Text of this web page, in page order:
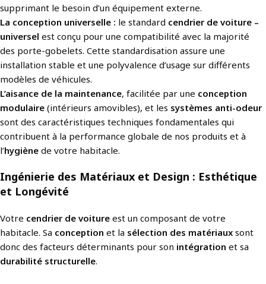
supprimant le besoin d’un équipement externe.
La conception universelle : le standard cendrier de voiture –
universel est conçu pour une compatibilité avec la majorité
des porte-gobelets. Cette standardisation assure une
installation stable et une polyvalence d’usage sur différents
modèles de véhicules.
L’aisance de la maintenance, facilitée par une conception
modulaire (intérieurs amovibles), et les systèmes anti-odeur
sont des caractéristiques techniques fondamentales qui
contribuent à la performance globale de nos produits et à
l’hygiène de votre habitacle.
Ingénierie des Matériaux et Design : Esthétique
et Longévité
Votre cendrier de voiture est un composant de votre
habitacle. Sa conception et la sélection des matériaux sont
donc des facteurs déterminants pour son intégration et sa
durabilité structurelle.